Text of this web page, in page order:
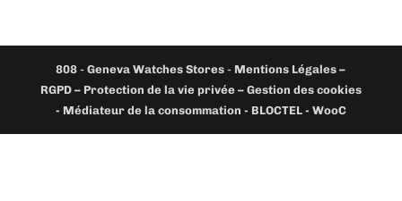
808 -Geneva Watches Stores - Mentions Légales –
RGPD – Protection de la vie privée – Gestion des cookies
- Médiateur de la consommation - BLOCTEL - WooC